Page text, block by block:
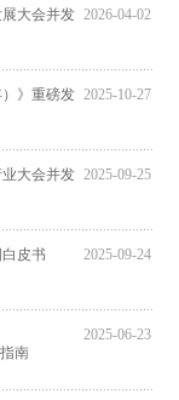
大会并发 2026-04-02
）》重磅发 2025-10-27
大会并发 2025-09-25
皮书 2025-09-24
南
2025-06-23